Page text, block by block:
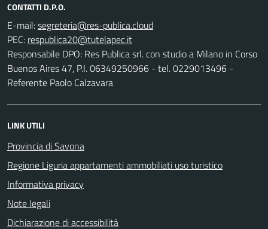
CONTATTI D.P.O.
E-mail:
PEC:
Responsabile DPO: Res Publica srl. con studio a Milano in Corso
Buenos Aires 47, P.I. 06349250966 - tel. 0229013496 -
Referente Paolo Calzavara
LINK UTILI
Provincia di Savona
Regione Liguria appartamenti ammobiliati uso turistico
Informativa privacy
Note legali
Dichiarazione di accessibilità